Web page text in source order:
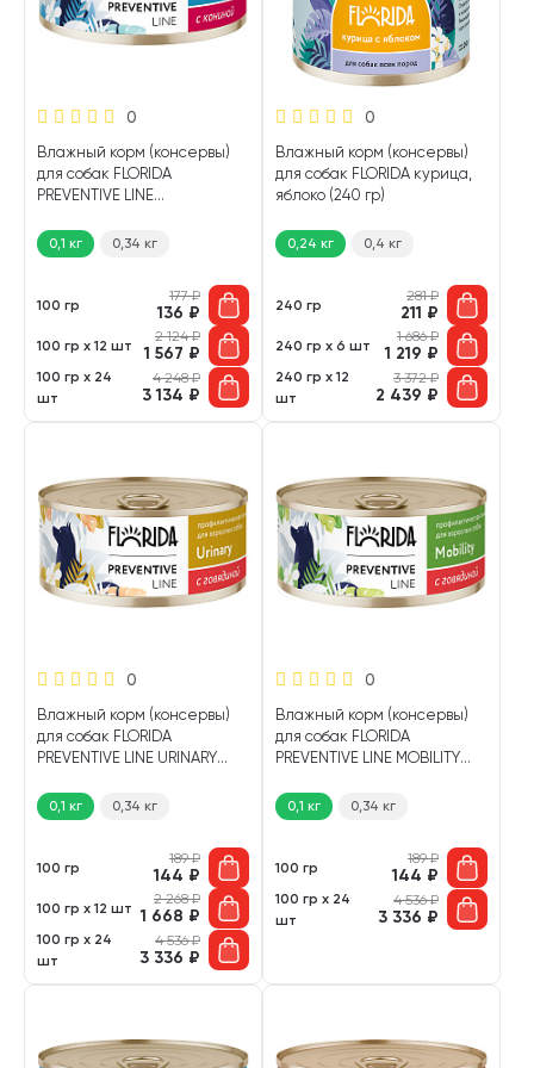
0
Влажный корм (консервы)
для собак FLORIDA
PREVENTIVE LINE
пищевой аллергии конина
(100 гр)
0,1 кг 0,34 кг
100 гр
177₽
136 ₽
100 гр х 12 шт
2 124₽
1 567 ₽
100 гр х 24
шт
4 248₽
3 134 ₽
0
Влажный корм (консервы)
для собак FLORIDA курица,
яблоко (240 гр)
0,24 кг 0,4 кг
240 гр
281₽
211 ₽
240 гр х 6 шт
1 686₽
1 219 ₽
240 гр х 12
шт
3 372₽
2 439 ₽
0
Влажный корм (консервы)
для собак FLORIDA
PREVENTIVE LINE URINARY
мочекаменной болезни
говядина (100 гр)
0,1 кг 0,34 кг
100 гр
189₽
144 ₽
100 гр х 12 шт
2 268₽
1 668 ₽
100 гр х 24
шт
4 536₽
3 336 ₽
0
Влажный корм (консервы)
для собак FLORIDA
PREVENTIVE LINE MOBILITY
опорно-двигательного
аппарата говядина (100 гр)
0,1 кг 0,34 кг
100 гр
189₽
144 ₽
100 гр х 24
шт
4 536₽
3 336 ₽